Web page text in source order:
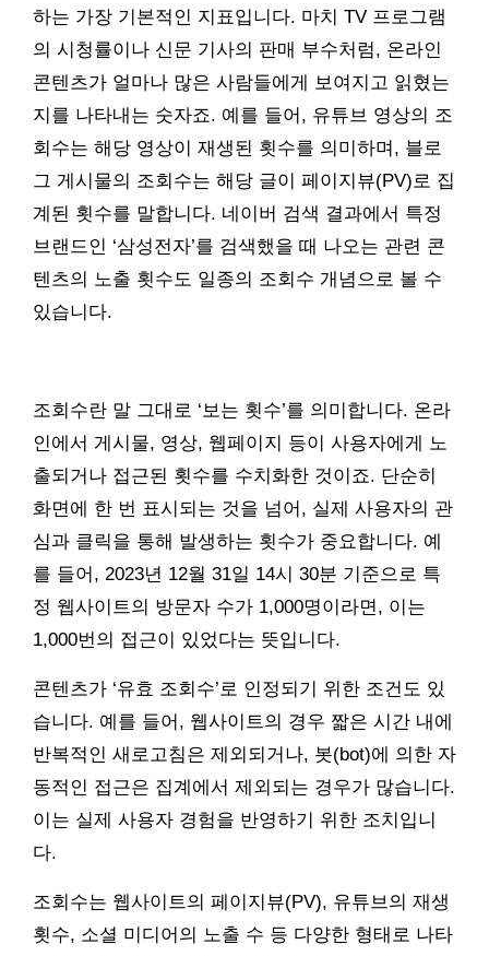
하는 가장 기본적인 지표입니다. 마치 TV 프로그램
의 시청률이나 신문 기사의 판매 부수처럼, 온라인
콘텐츠가 얼마나 많은 사람들에게 보여지고 읽혔는
지를 나타내는 숫자죠. 예를 들어, 유튜브 영상의 조
회수는 해당 영상이 재생된 횟수를 의미하며, 블로
그 게시물의 조회수는 해당 글이 페이지뷰(PV)로 집
계된 횟수를 말합니다. 네이버 검색 결과에서 특정
브랜드인 ‘삼성전자’를 검색했을 때 나오는 관련 콘
텐츠의 노출 횟수도 일종의 조회수 개념으로 볼 수
있습니다.
조회수란 말 그대로 ‘보는 횟수’를 의미합니다. 온라
인에서 게시물, 영상, 웹페이지 등이 사용자에게 노
출되거나 접근된 횟수를 수치화한 것이죠. 단순히
화면에 한 번 표시되는 것을 넘어, 실제 사용자의 관
심과 클릭을 통해 발생하는 횟수가 중요합니다. 예
를 들어, 2023년 12월 31일 14시 30분 기준으로 특
정 웹사이트의 방문자 수가 1,000명이라면, 이는
1,000번의 접근이 있었다는 뜻입니다.
콘텐츠가 ‘유효 조회수’로 인정되기 위한 조건도 있
습니다. 예를 들어, 웹사이트의 경우 짧은 시간 내에
반복적인 새로고침은 제외되거나, 봇(bot)에 의한 자
동적인 접근은 집계에서 제외되는 경우가 많습니다.
이는 실제 사용자 경험을 반영하기 위한 조치입니
다.
조회수는 웹사이트의 페이지뷰(PV), 유튜브의 재생
횟수, 소셜 미디어의 노출 수 등 다양한 형태로 나타